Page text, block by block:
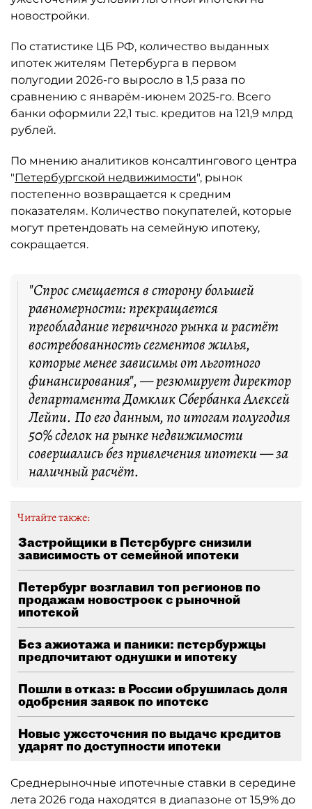
новостройки.
По статистике ЦБ РФ, количество выданных
ипотек жителям Петербурга в первом
полугодии 2026-го выросло в 1,5 раза по
сравнению с январём-июнем 2025-го. Всего
банки оформили 22,1 тыс. кредитов на 121,9 млрд
рублей.
По мнению аналитиков консалтингового центра
"Петербургской недвижимости", рынок
постепенно возвращается к средним
показателям. Количество покупателей, которые
могут претендовать на семейную ипотеку,
сокращается.
"Спрос смещается в сторону большей
равномерности: прекращается
преобладание первичного рынка и растёт
востребованность сегментов жилья,
которые менее зависимы от льготного
финансирования", — резюмирует директор
департамента Домклик Сбербанка Алексей
Лейпи. По его данным, по итогам полугодия
50% сделок на рынке недвижимости
совершались без привлечения ипотеки — за
наличный расчёт.
Читайте также:
Застройщики в Петербурге снизили
зависимость от семейной ипотеки
Петербург возглавил топ регионов по
продажам новостроек с рыночной
ипотекой
Без ажиотажа и паники: петербуржцы
предпочитают однушки и ипотеку
Пошли в отказ: в России обрушилась доля
одобрения заявок по ипотеке
Новые ужесточения по выдаче кредитов
ударят по доступности ипотеки
Среднерыночные ипотечные ставки в середине
лета 2026 года находятся в диапазоне от 15,9% до